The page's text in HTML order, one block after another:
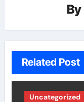
By
Related Post
Uncategorized